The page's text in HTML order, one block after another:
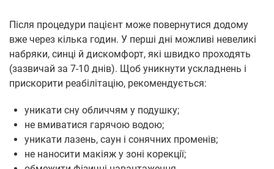
Після процедури пацієнт може повернутися додому
вже через кілька годин. У перші дні можливі невеликі
набряки, синці й дискомфорт, які швидко проходять
(зазвичай за 7-10 днів). Щоб уникнути ускладнень і
прискорити реабілітацію, рекомендується:
уникати сну обличчям у подушку;
не вмиватися гарячою водою;
уникати лазень, саун і сонячних променів;
не наносити макіяж у зоні корекції;